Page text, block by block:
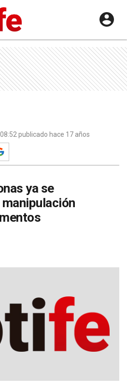
publicado hace 17 años
ya se